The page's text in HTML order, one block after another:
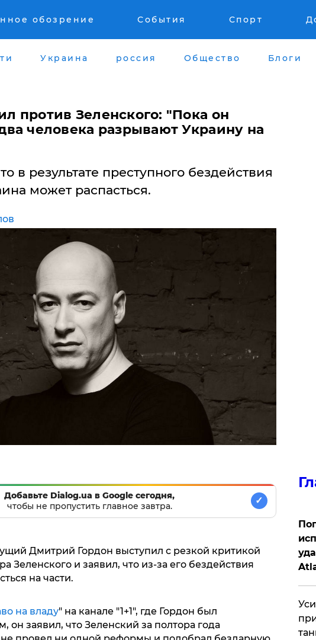
обозрение События Спорт
Украина россия Общество Блоги
против Зеленского: "Пока он
человека разрывают Украину на
в результате преступного бездействия
может распасться.
Добавьте Dialog.ua в Google сегодня,
чтобы не пропустить главное завтра.
✓
Дмитрий Гордон выступил с резкой критикой
Зеленского и заявил, что из-за его бездействия
на части.
на владу" на канале "1+1", где Гордон был
он заявил, что Зеленский за полтора года